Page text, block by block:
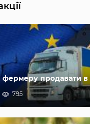
фермеру продавати в
795